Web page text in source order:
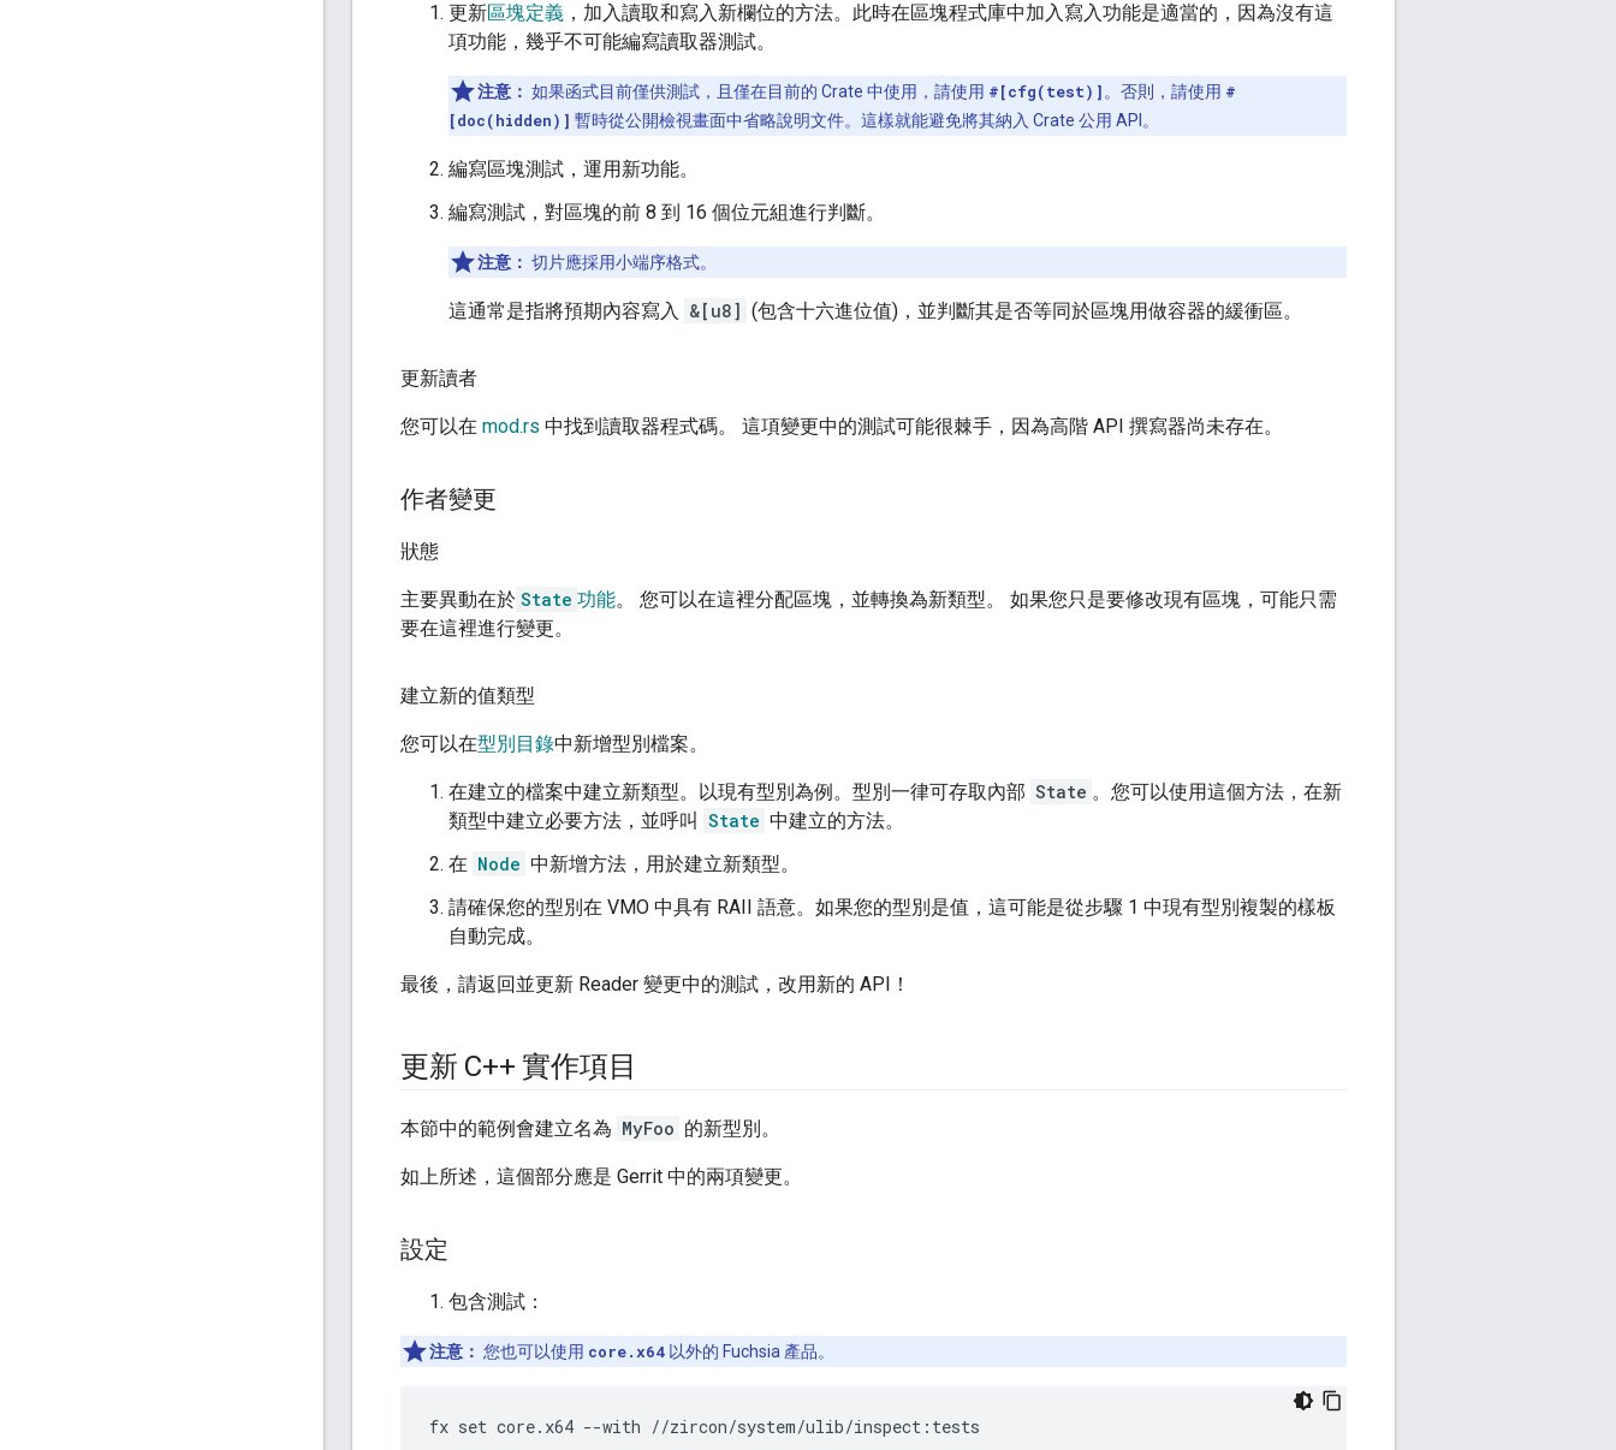
更新區塊定義 ，加入讀取和寫入新欄位的方法。此時在區塊程式庫中加入寫入功能是適當的，因為沒有這
項功能，幾乎不可能編寫讀取器測試。
注意： 如果函式目前僅供測試，且僅在目前的 Crate 中使用，請使用 #[cfg(test)] 。否則，請使用 #
[doc(hidden)] 暫時從公開檢視畫面中省略說明文件。這樣就能避免將其納入 Crate 公用 API。
編寫區塊測試，運用新功能。
編寫測試，對區塊的前 8 到 16 個位元組進行判斷。
注意： 切片應採用小端序格式。
這通常是指將預期內容寫入 &[u8] (包含十六進位值)，並判斷其是否等同於區塊用做容器的緩衝區。
更新讀者
您可以在 mod.rs 中找到讀取器程式碼。 這項變更中的測試可能很棘手，因為高階 API 撰寫器尚未存在。
作者變更
狀態
主要異動在於 State 功能。 您可以在這裡分配區塊，並轉換為新類型。 如果您只是要修改現有區塊，可能只需
要在這裡進行變更。
建立新的值類型
您可以在型別目錄中新增型別檔案。
在建立的檔案中建立新類型。以現有型別為例。型別一律可存取內部 State 。您可以使用這個方法，在新
類型中建立必要方法，並呼叫 State 中建立的方法。
在 Node 中新增方法，用於建立新類型。
請確保您的型別在 VMO 中具有 RAII 語意。如果您的型別是值，這可能是從步驟 1 中現有型別複製的樣板
自動完成。
最後，請返回並更新 Reader 變更中的測試，改用新的 API！
更新 C++ 實作項目
本節中的範例會建立名為 MyFoo 的新型別。
如上所述，這個部分應是 Gerrit 中的兩項變更。
設定
包含測試：
注意： 您也可以使用 core.x64 以外的 Fuchsia 產品。